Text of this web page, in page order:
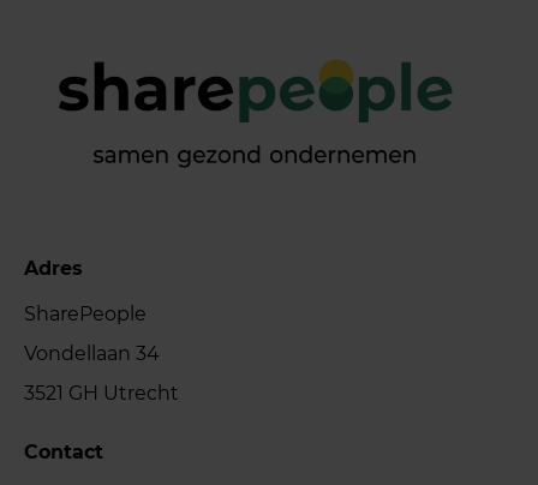
Adres
SharePeople
Vondellaan 34
3521 GH Utrecht
Contact